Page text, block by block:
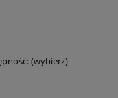
(wybierz)